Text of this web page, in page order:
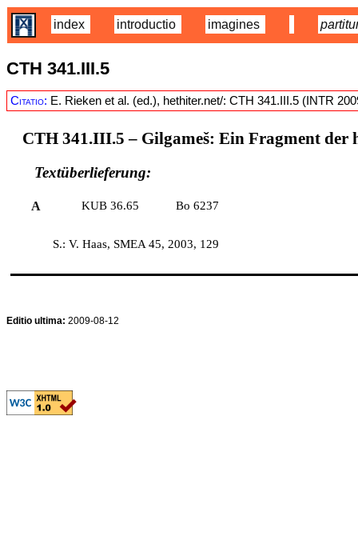
index introductio imagines
CTH 341.III.5
Citatio: E. Rieken et al. (ed.), hethiter.net/: CTH 341.III.5 (INTR
CTH 341.III.5 – Gilgameš: Ein Fragment der
Textüberlieferung:
A KUB 36.65 Bo 6237
S.: V. Haas, SMEA 45, 2003, 129
Editio ultima: 2009-08-12